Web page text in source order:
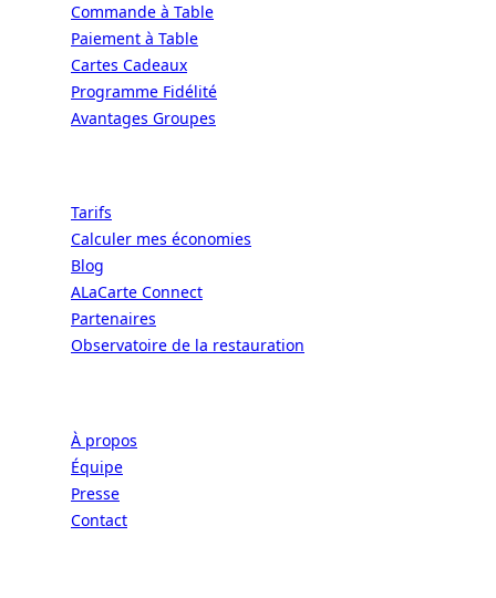
Commande à Table
Paiement à Table
Cartes Cadeaux
Programme Fidélité
Avantages Groupes
Tarifs
Calculer mes économies
Blog
ALaCarte Connect
Partenaires
Observatoire de la restauration
À propos
Équipe
Presse
Contact